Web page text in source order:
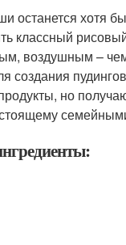
останется хотя
классный
воздушным –
создания
но